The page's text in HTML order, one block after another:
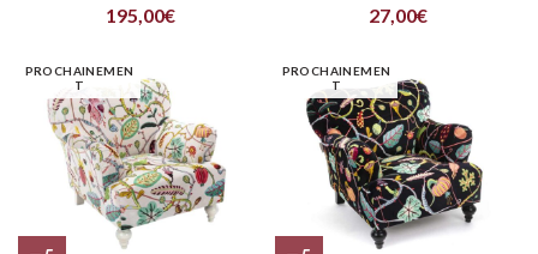
195,00€ 27,00€
PROCHAINEMEN
T
PROCHAINEMEN
T